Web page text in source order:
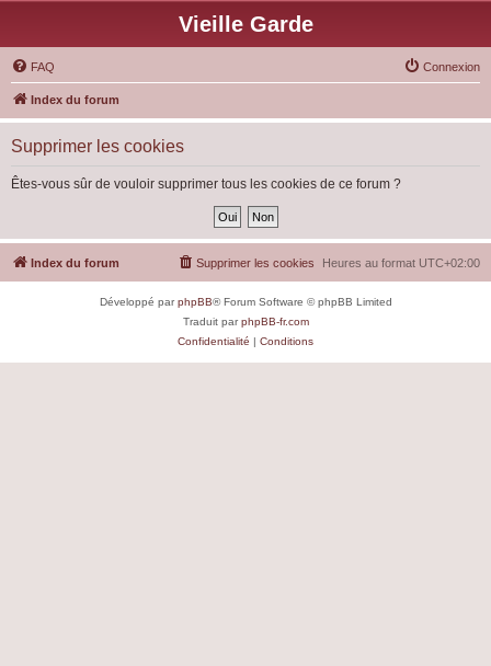
Vieille Garde
FAQ Connexion
Index du forum
Supprimer les cookies
Êtes-vous sûr de vouloir supprimer tous les cookies de ce forum ?
Index du forum Heures au format UTC+02:00
Supprimer les cookies
Développé parphpBB® Forum Software © phpBB Limited
Traduit parphpBB-fr.com
Confidentialité | Conditions